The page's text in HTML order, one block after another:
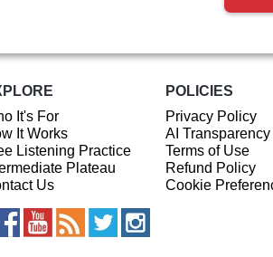
It's For
It Works
Listening Practice
Plateau
Us
POLICIES
Privacy Policy
AI
Terms of Use
Refund Policy
Cookie